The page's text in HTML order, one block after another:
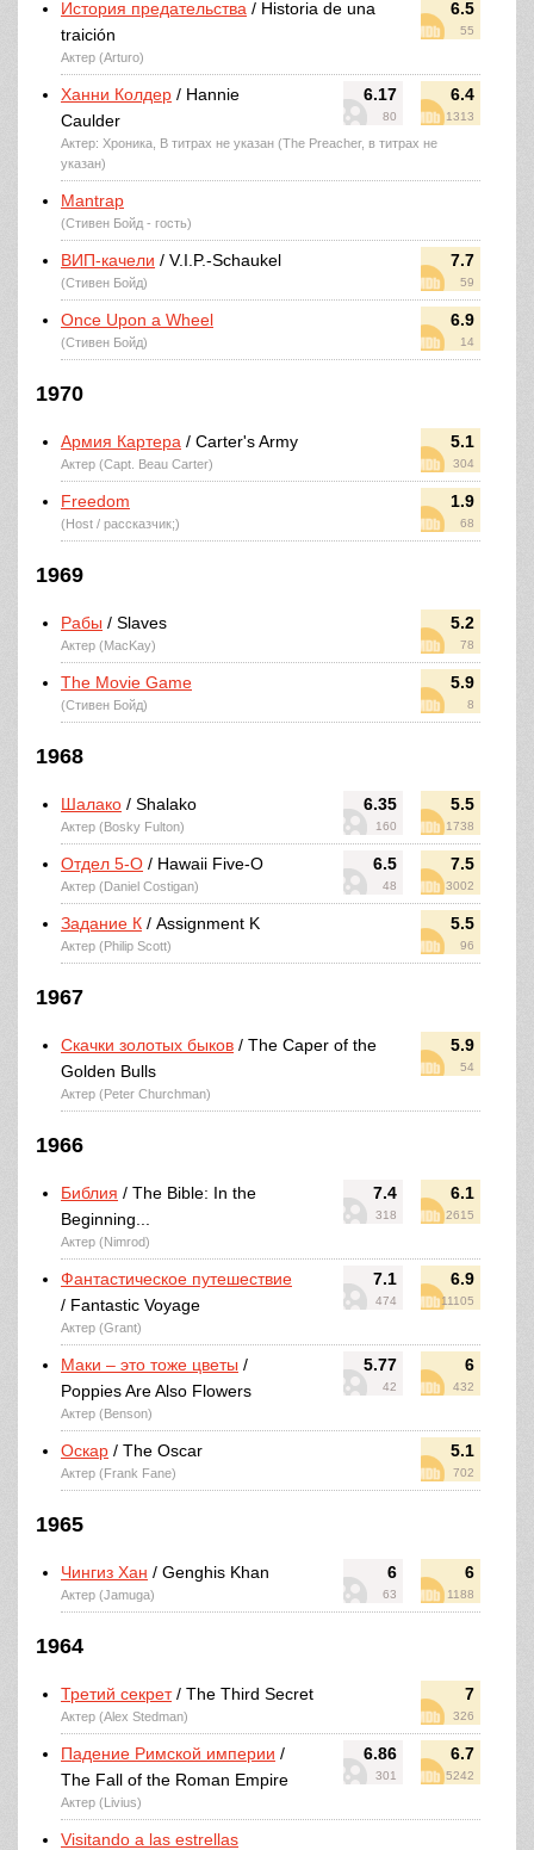
6.5
55
История предательства / Historia de una
traición
Актер (Arturo)
6.17
80
6.4
1313
Ханни Колдер / Hannie
Caulder
Актер: Хроника, В титрах не указан (The Preacher, в титрах не
указан)
Mantrap
(Стивен Бойд - гость)
7.7
59
ВИП-качели / V.I.P.-Schaukel
(Стивен Бойд)
6.9
14
Once Upon a Wheel
(Стивен Бойд)
1970
5.1
304
Армия Картера / Carter's Army
Актер (Capt. Beau Carter)
1.9
68
Freedom
(Host / рассказчик;)
1969
5.2
78
Рабы / Slaves
Актер (MacKay)
5.9
8
The Movie Game
(Стивен Бойд)
1968
6.35
160
5.5
1738
Шалако / Shalako
Актер (Bosky Fulton)
6.5
48
7.5
3002
Отдел 5-O / Hawaii Five-O
Актер (Daniel Costigan)
5.5
96
Задание К / Assignment K
Актер (Philip Scott)
1967
5.9
54
Скачки золотых быков / The Caper of the
Golden Bulls
Актер (Peter Churchman)
1966
7.4
318
6.1
2615
Библия / The Bible: In the
Beginning...
Актер (Nimrod)
7.1
474
6.9
11105
Фантастическое путешествие
/ Fantastic Voyage
Актер (Grant)
5.77
42
6
432
Маки – это тоже цветы /
Poppies Are Also Flowers
Актер (Benson)
5.1
702
Оскар / The Oscar
Актер (Frank Fane)
1965
6
63
6
1188
Чингиз Хан / Genghis Khan
Актер (Jamuga)
1964
7
326
Третий секрет/ The Third Secret
Актер (Alex Stedman)
6.86
301
6.7
5242
Падение Римской империи /
The Fall of the Roman Empire
Актер (Livius)
Visitando a las estrellas